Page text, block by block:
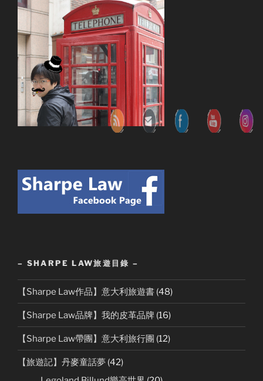
– SHARPE LAW旅遊目錄 –
【Sharpe Law作品】意大利旅遊書 (48)
【Sharpe Law品牌】我的皮革品牌 (16)
【Sharpe Law帶團】意大利旅行團 (12)
【旅遊記】丹麥童話夢 (42)